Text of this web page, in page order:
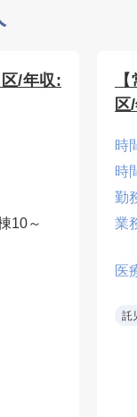
/年収:
10～
区
時
時
勤
業
医
託